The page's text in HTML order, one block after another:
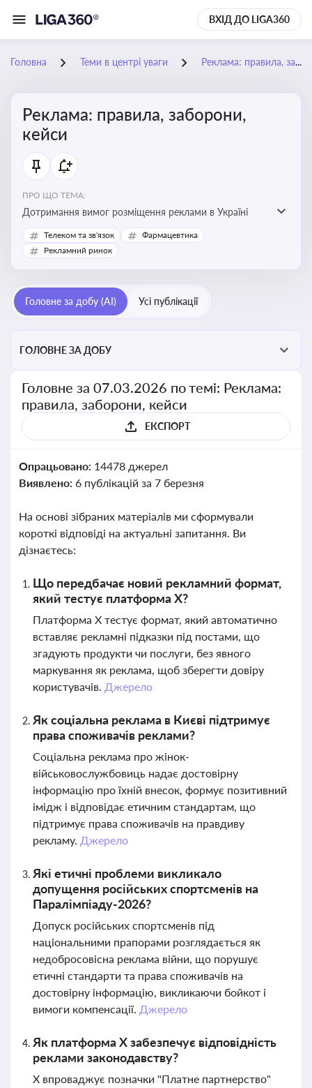
ВХІД ДО LIGA360
Головна Теми в центрі уваги Реклама: правила, заборони, кейси
Реклама: правила, заборони,
кейси
ПРО ЩО ТЕМА:
Дотримання вимог розміщення реклами в Україні
Телеком та зв'язок
Фармацевтика
Рекламний ринок
Головне за добу (AI) Усі публікації
ГОЛОВНЕ ЗА ДОБУ
Головне за 07.03.2026 по темі: Реклама:
правила, заборони, кейси
ЕКСПОРТ
Опрацьовано: 14478 джерел
Виявлено: 6 публікацій за 7 березня
На основі зібраних матеріалів ми сформували
короткі відповіді на актуальні запитання. Ви
дізнаєтесь:
Що передбачає новий рекламний формат,
який тестує платформа X?
Платформа X тестує формат, який автоматично
вставляє рекламні підказки під постами, що
згадують продукти чи послуги, без явного
маркування як реклама, щоб зберегти довіру
користувачів. Джерело
Як соціальна реклама в Києві підтримує
права споживачів реклами?
Соціальна реклама про жінок-
військовослужбовиць надає достовірну
інформацію про їхній внесок, формує позитивний
імідж і відповідає етичним стандартам, що
підтримує права споживачів на правдиву
рекламу. Джерело
Які етичні проблеми викликало
допущення російських спортсменів на
Паралімпіаду-2026?
Допуск російських спортсменів під
національними прапорами розглядається як
недобросовісна реклама війни, що порушує
етичні стандарти та права споживачів на
достовірну інформацію, викликаючи бойкот і
вимоги компенсації. Джерело
Як платформа X забезпечує відповідність
реклами законодавству?
X впроваджує позначки "Платне партнерство"